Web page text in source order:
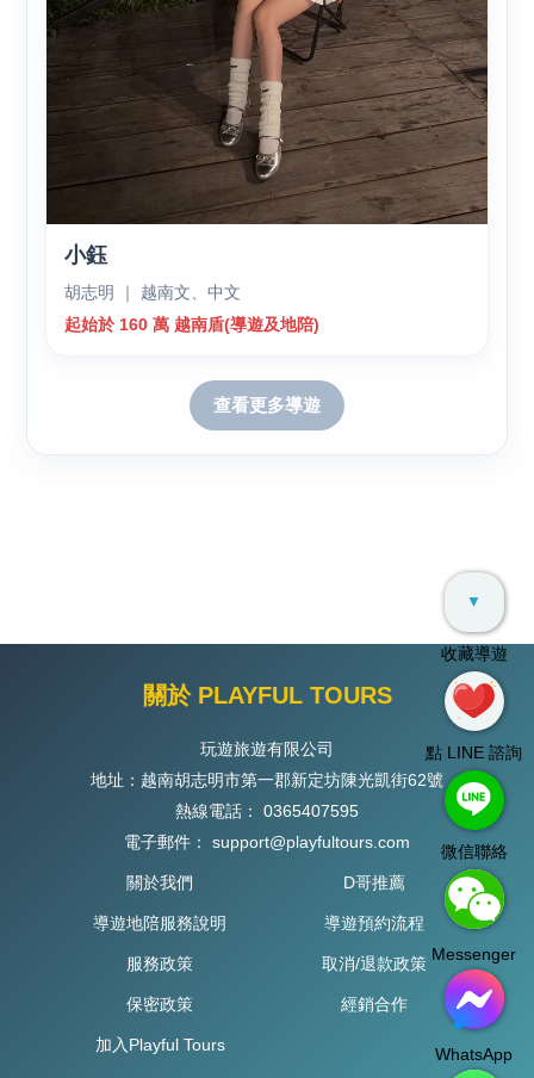
小鈺
胡志明 ｜ 越南文、中文
起始於 160 萬 越南盾(導遊及地陪)
查看更多導遊
關於 PLAYFUL TOURS
玩遊旅遊有限公司
地址：越南胡志明市第一郡新定坊陳光凱街62號
熱線電話： 0365407595
電子郵件： support@playfultours.com
關於我們 D哥推薦
導遊地陪服務說明 導遊預約流程
服務政策 取消/退款政策
保密政策 經銷合作
加入Playful Tours
▼
收藏導遊
點 LINE 諮詢
微信聯絡
Messenger
WhatsApp